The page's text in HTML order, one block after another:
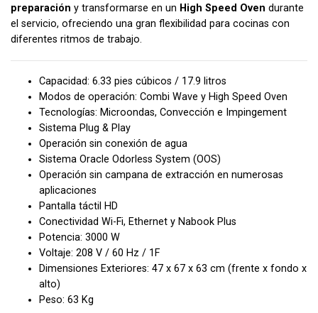
preparación y transformarse en un High Speed Oven durante
el servicio, ofreciendo una gran flexibilidad para cocinas con
diferentes ritmos de trabajo.
Capacidad: 6.33 pies cúbicos / 17.9 litros
Modos de operación: Combi Wave y High Speed Oven
Tecnologías: Microondas, Convección e Impingement
Sistema Plug & Play
Operación sin conexión de agua
Sistema Oracle Odorless System (OOS)
Operación sin campana de extracción en numerosas
aplicaciones
Pantalla táctil HD
Conectividad Wi-Fi, Ethernet y Nabook Plus
Potencia: 3000 W
Voltaje: 208 V / 60 Hz / 1F
Dimensiones Exteriores: 47 x 67 x 63 cm (frente x fondo x
alto)
Peso: 63 Kg